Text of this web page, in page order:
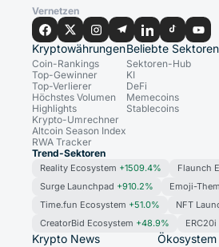
Vernetzen
Kryptowährungen
Coin-Rankings
Top-Gewinner
Top-Verlierer
Höchstes Volumen
Highlights
Krypto-Umrechner
Altcoin Season Index
RWA Tracker
Beliebte Sektoren
Sektoren-Hub
KI
DeFi
Memecoins
Stablecoins
Trend-Sektoren
Reality Ecosystem +1509.4% Flaunch
Surge Launchpad +910.2% Emoji-
Time.fun Ecosystem +51.0% NFT
CreatorBid Ecosystem +48.9% ERC20i
Krypto News Ökosystem